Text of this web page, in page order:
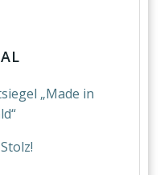
„Made in